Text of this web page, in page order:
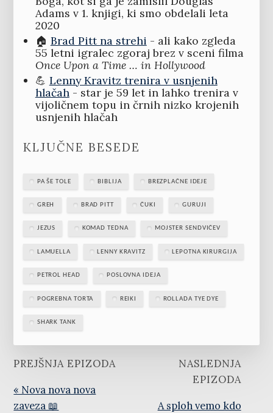
Adams v 1. knjigi, ki smo obdelali leta
2020
🏠 Brad Pitt na strehi - ali kako zgleda
55 letni igralec zgoraj brez v sceni filma
Once Upon a Time … in Hollywood
💪 Lenny Kravitz trenira v usnjenih
hlačah- star je 59 let in lahko trenira v
vijoličnem topu in črnih nizko krojenih
usnjenih hlačah
KLJUČNE BESEDE
PA ŠE TOLE BIBLIJA BREZPLAČNE IDEJE
GREH BRAD PITT ČUKI GURUJI
JEZUS KOMAD TEDNA MOJSTER SENDVIČEV
LAMUELLA LENNY KRAVITZ LEPOTNA KIRURGIJA
PETROL HEAD POSLOVNA IDEJA
POGREBNA TORTA REIKI ROLLADA TYE DYE
SHARK TANK
PREJŠNJA EPIZODA
« Nova nova nova
zaveza 📖
NASLEDNJA
EPIZODA
A sploh vemo kdo